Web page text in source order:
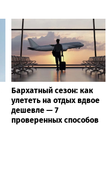
Бархатный сезон: как
улететь на отдых вдвое
дешевле — 7
проверенных способов